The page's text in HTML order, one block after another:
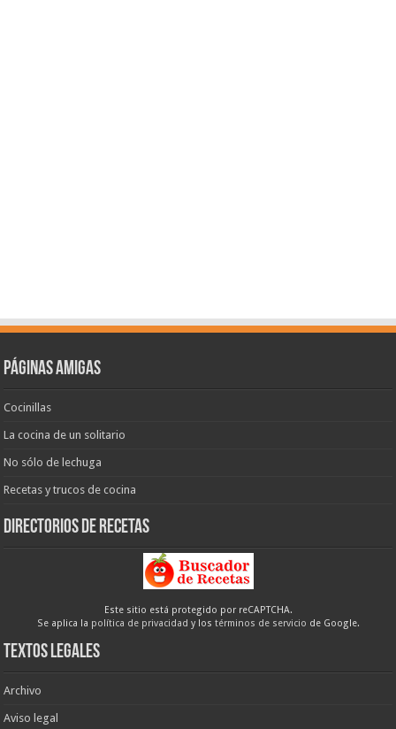
Páginas amigas
Cocinillas
La cocina de un solitario
No sólo de lechuga
Recetas y trucos de cocina
Directorios de recetas
Este sitio está protegido por reCAPTCHA.
Se aplica la política de privacidad y los términos de servicio de Google.
Textos legales
Archivo
Aviso legal